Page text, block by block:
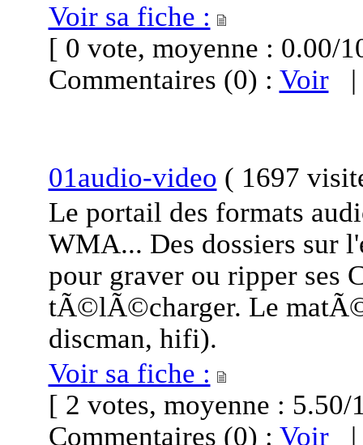
Voir sa fiche :
[ 0 vote, moyenne :
Commentaires (0) : Voir
01audio-video ( 1697
Le portail des formats
WMA... Des dossiers sur
pour graver ou ripper ses
tÃ©lÃ©charger. Le
discman, hifi).
Voir sa fiche :
[ 2 votes, moyenne :
Commentaires (0) : Voir